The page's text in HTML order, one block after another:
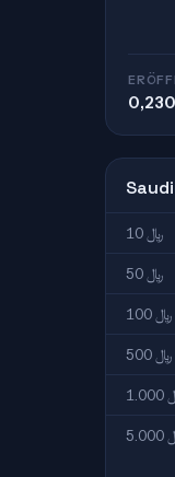
10 ﷼
50 ﷼
100 ﷼
500 ﷼
﷼
﷼